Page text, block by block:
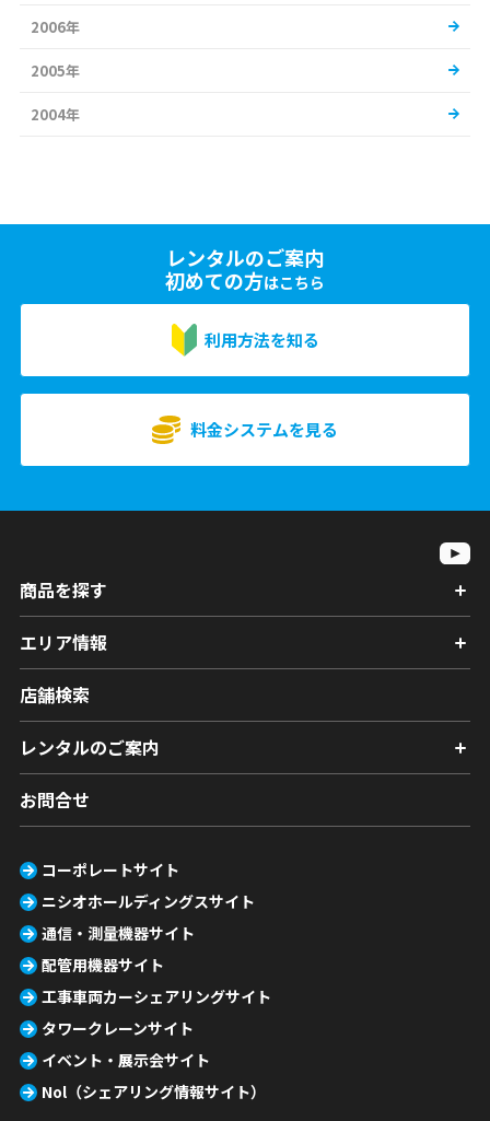
2006年
2005年
2004年
レンタルのご案内
初めての方はこちら
利用方法を知る
料金システムを見る
商品を探す
エリア情報
店舗検索
レンタルのご案内
お問合せ
コーポレートサイト
ニシオホールディングスサイト
通信・測量機器サイト
配管用機器サイト
工事車両カーシェアリングサイト
タワークレーンサイト
イベント・展示会サイト
Nol（シェアリング情報サイト）